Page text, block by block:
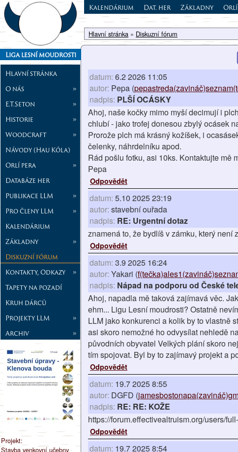
Liga lesní moudrosti
Hlavní stránka
O nás
»
E.T.Seton
»
Historie
»
Woodcraft
»
Návody (Hau Kóla)
Orlí pera
»
Databáze her
Publikace LLM
»
Pro členy LLM
»
Kalendárium
Základny
»
Diskuzní fórum
Kontakty, Odkazy
»
Tapety na pozadí
Kruh dárců
Projekty LLM
»
Archiv
»
Projekt:
Stavba venkovní učebny
Kalendárium Dat. her Základny Orlí
Hlavní stránka » Diskuzní fórum
datum: 6.2 2026 11:05
autor: Pepa (
nadpis: PLŠÍ OCÁSKY
Ahoj, naše kočky mimo myší decimují i
chlubí - jako trofej donesou zbylý ocásek
Prorože plch má krásný kožíšek, i
čelenky, náhrdelníku apod.
Rád pošlu fotku, asi 10ks. Kontaktujte mě
Pepa
Odpovědět
datum: 5.10 2025 23:19
autor: stavební ouřada
nadpis: RE: Urgentní dotaz
znamená to, že bydlíš v zámku, který není
Odpovědět
datum: 3.9 2025 16:24
autor: Yakari (
nadpis: Nápad na podporu od České
Ahoj, napadla mě taková zajímavá věc.
ehm... Ligu Lesní moudrosti? Ostatně
LLM jako konkurenci a kolik by to vlastně
asi skoro nemožné ho odvysílat nehledě
původních obyvatel Velkých plání skoro
tím spojovat. Byl by to zajímavý projekt a
Odpovědět
datum: 19.7 2025 8:55
autor: DGFD (
nadpis: RE: RE: KOŽE
https://forum.effectivealtruism.org/users/
Odpovědět
datum: 19.7 2025 8:54